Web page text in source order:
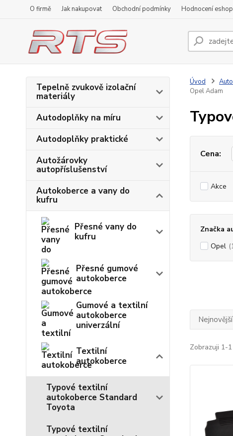
O firmě Jak nakupovat Obchodní podmínky Hodnocení
Tepelně zvukově izolační
materiály
Autodoplňky na míru
Autodoplňky praktické
Autožárovky
autopříslušenství
Autokoberce a vany do
kufru
Přesné vany do
kufru
Přesné gumové
autokoberce
Gumové a textilní
autokoberce
univerzální
Textilní
autokoberce
Typové textilní
autokoberce Standard
Toyota
Typové textilní
Úvod
Opel Adam
Cena:
Akce
Značka
Opel
Nejnovější
Zobrazuji 1-